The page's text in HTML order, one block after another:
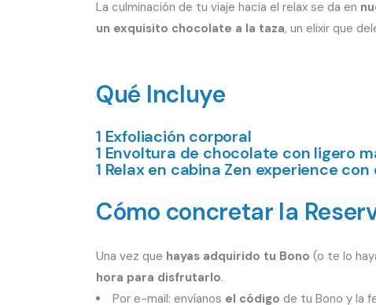
La culminación de tu viaje hacia el relax se da en
un exquisito chocolate a la taza, un elixir que
Qué Incluye
1 Exfoliación corporal
1 Envoltura de chocolate con ligero
1 Relax en cabina Zen experience
Cómo concretar la
Una vez que hayas adquirido tu Bono (o te lo
hora para disfrutarlo.
Por e-mail: envíanos el código de tu Bono y la